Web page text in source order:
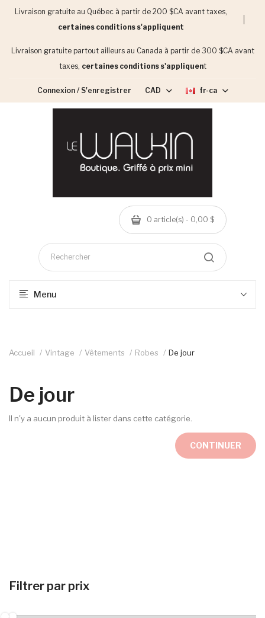
Livraison gratuite au Québec à partir de 200 $CA avant taxes,
certaines conditions s'appliquent
Livraison gratuite partout ailleurs au Canada à partir de 300 $CA avant
taxes, certaines conditions s'appliquent
Connexion / S'enregistrer CAD fr-ca
0 article(s) - 0,00 $
Menu
Accueil Vintage Vêtements Robes De jour
Filtrer par prix
De jour
Il n'y a aucun produit à lister dans cette catégorie.
CONTINUER